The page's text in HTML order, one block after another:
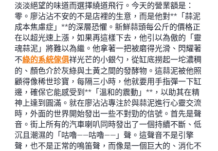
淡淡絕望的味道而選擇繞道飛行。今天的營業額是：
零。廖沾沾不安的不是店裡的生意，而是他對**「蒜泥
成本焦慮症」**的深層恐懼。新鮮蒜頭每公斤的價格正
在以超光速上漲，如果再這樣下去，他引以為傲的「靈
魂蒜泥」將難以為繼。他拿著一把被磨得光滑、閃耀著
不綠的系統傢俱祥光芒的小銀勺，從缸底撈起一坨濃稠
的、顏色介於灰綠與土黃之間的發酵物。這蒜泥被他照
顧得像稀世珍寶，每隔三小時，他就要用手指彈一下缸
邊，確保它能感受到**「溫和的震動」**，以助其在精
神上達到圓滿。就在廖沾沾專注於與蒜泥進行心靈交流
時，外面的世界開始發出一些不對勁的信號。首先是聲
音。街上所有的汽車喇叭同時發出了一個持續不斷、低
沉且潮濕的「咕嚕——咕嚕——」聲。這聲音不是引擎
聲，也不是正常的鳴笛聲，而像是一個巨大的、消化不